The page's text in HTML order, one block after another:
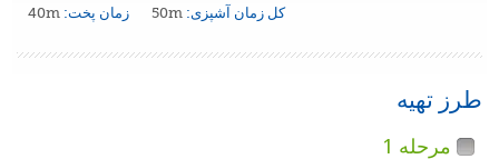
زمان پخت: 40m کل زمان آشپزی: 50m
طرز تهیه
مرحله 1